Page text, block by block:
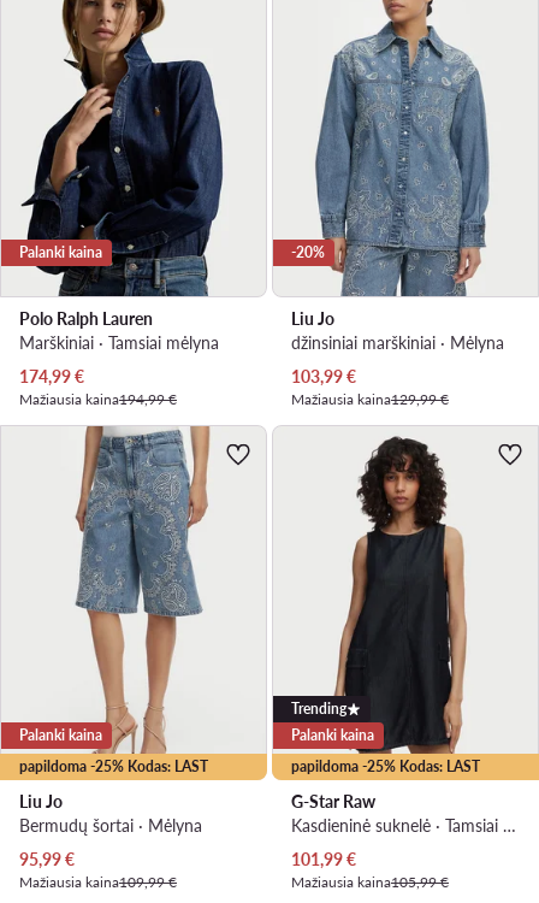
Palanki kaina
Polo Ralph Lauren
Marškiniai · Tamsiai mėlyna
Dabartinė kaina
174,99€
Mažiausia kaina194,99 €
-20%
Liu Jo
džinsiniai marškiniai · Mėlyna
Dabartinė kaina
103,99€
Mažiausia kaina129,99 €
papildoma -25% Kodas: LAST
Palanki kaina
Liu Jo
Bermudų šortai · Mėlyna
Dabartinė kaina
95,99€
Mažiausia kaina109,99 €
papildoma -25% Kodas: LAST
Trending
Palanki kaina
G-Star Raw
Kasdieninė suknelė · Tamsiai mėlyna · Mini
Dabartinė kaina
101,99€
Mažiausia kaina105,99 €